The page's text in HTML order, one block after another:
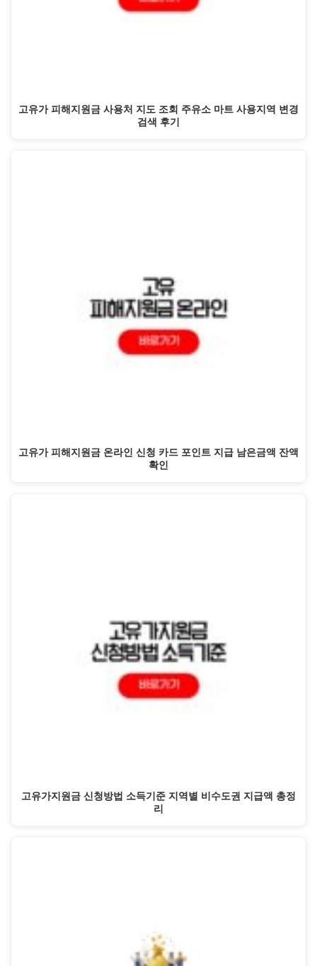
고유가 피해지원금 사용처 지도 조회 주유소 마트 사용지역 변경
검색 후기
고유가 피해지원금 온라인 신청 카드 포인트 지급 남은금액 잔액
확인
고유가지원금 신청방법 소득기준 지역별 비수도권 지급액 총정
리